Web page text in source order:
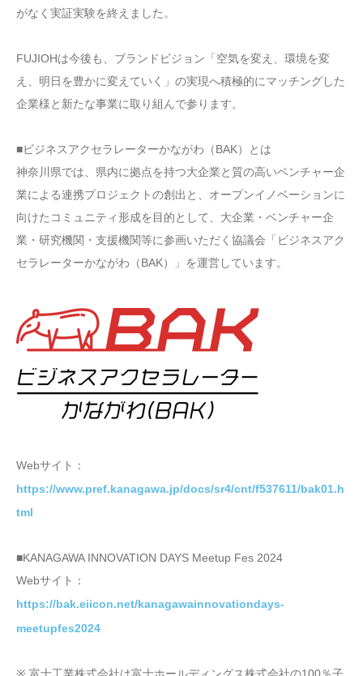
がなく実証実験を終えました。
FUJIOHは今後も、ブランドビジョン「空気を変え、環境を変
え、明日を豊かに変えていく」の実現へ積極的にマッチングした
企業様と新たな事業に取り組んで参ります。
■ビジネスアクセラレーターかながわ（BAK）とは
神奈川県では、県内に拠点を持つ大企業と質の高いベンチャー企
業による連携プロジェクトの創出と、オープンイノベーションに
向けたコミュニティ形成を目的として、大企業・ベンチャー企
業・研究機関・支援機関等に参画いただく協議会「ビジネスアク
セラレーターかながわ（BAK）」を運営しています。
Webサイト：
https://www.pref.kanagawa.jp/docs/sr4/cnt/f537611/bak01.h
tml
■KANAGAWA INNOVATION DAYS Meetup Fes 2024
Webサイト：
https://bak.eiicon.net/kanagawainnovationdays-
meetupfes2024